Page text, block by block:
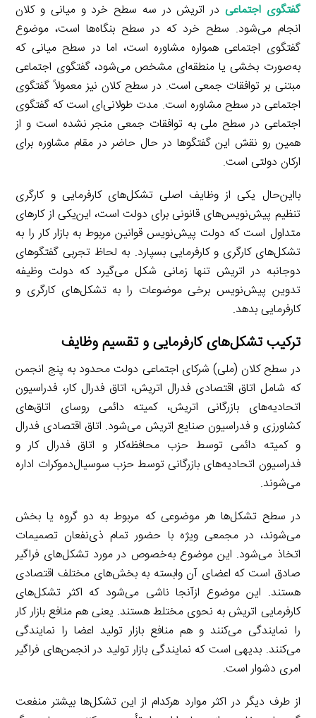
گفتگوی اجتماعی در اتریش در سه سطح خرد و میانی و کلان
انجام می‌شود. سطح خرد که در سطح بنگاه‌ها است، موضوع
گفتگوی اجتماعی همواره مشاوره است، اما در سطح میانی که
به‌صورت بخشی یا منطقه‌ای مشخص می‌شود، گفتگوی اجتماعی
مبتنی بر توافقات جمعی است. در سطح کلان نیز معمولاً گفتگوی
اجتماعی در سطح مشاوره است. مدت طولانی‌ای است که گفتگوی
اجتماعی در سطح ملی به توافقات جمعی منجر نشده است و از
همین رو نقش این گفتگوها در حال حاضر در مقام مشاوره برای
ارکان دولتی است.
بااین‌حال یکی از وظایف اصلی تشکل‌های کارفرمایی و کارگری
تنظیم پیش‌نویس‌های قانونی برای دولت است، این‌یکی از کارهای
متداول است که دولت پیش‌نویس قوانین مربوط به بازار کار را به
تشکل‌های کارگری و کارفرمایی بسپارد. به لحاظ تجربی گفتگوهای
دوجانبه در اتریش تنها زمانی شکل می‌گیرد که دولت وظیفه
تدوین پیش‌نویس برخی موضوعات را به تشکل‌های کارگری و
کارفرمایی بدهد.
ترکیب تشکل‌های کارفرمایی و تقسیم وظایف
در سطح کلان (ملی) شرکای اجتماعی دولت محدود به پنج انجمن
که شامل اتاق اقتصادی فدرال اتریش، اتاق فدرال کار، فدراسیون
اتحادیه‌های بازرگانی اتریش، کمیته دائمی روسای اتاق‌های
کشاورزی و فدراسیون صنایع اتریش می‌شود. اتاق اقتصادی فدرال
و کمیته دائمی توسط حزب محافظه‌کار و اتاق فدرال کار و
فدراسیون اتحادیه‌های بازرگانی توسط حزب سوسیال‌دموکرات اداره
می‌شوند.
در سطح تشکل‌ها هر موضوعی که مربوط به دو گروه یا بخش
می‌شوند، در مجمعی ویژه با حضور تمام ذی‌نفعان تصمیمات
اتخاذ می‌شود. این موضوع به‌خصوص در مورد تشکل‌های فراگیر
صادق است که اعضای آن وابسته به بخش‌های مختلف اقتصادی
هستند. این موضوع ازآنجا ناشی می‌شود که اکثر تشکل‌های
کارفرمایی اتریش به نحوی مختلط هستند. یعنی هم منافع بازار کار
را نمایندگی می‌کنند و هم منافع بازار تولید اعضا را نمایندگی
می‌کنند. بدیهی است که نمایندگی بازار تولید در انجمن‌های فراگیر
امری دشوار است.
از طرف دیگر در اکثر موارد هرکدام از این تشکل‌ها بیشتر منفعت